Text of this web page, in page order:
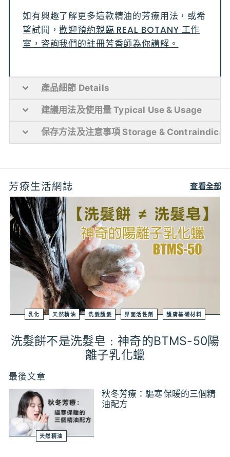
如有興趣了解更多這款精油的芳療用法，或希
望試聞，歡迎預約親臨 REAL BOTANY 工作
室，咨詢我們的註冊芳香師為你講解。
產品細節 Details
建議用法及使用量 Typical Use & Usage
保存方法及注意事項 Storage &
芳療生活網誌 查看全部
乳化 天然精油 洗髮護髮 界面活性劑 護膚基礎材料
洗髮餅不是洗髮皂﹕神奇的BTMS-50陽
離子乳化蠟
最後文章
天然精油
秋冬芳療：驅寒保暖的三個精
油配方